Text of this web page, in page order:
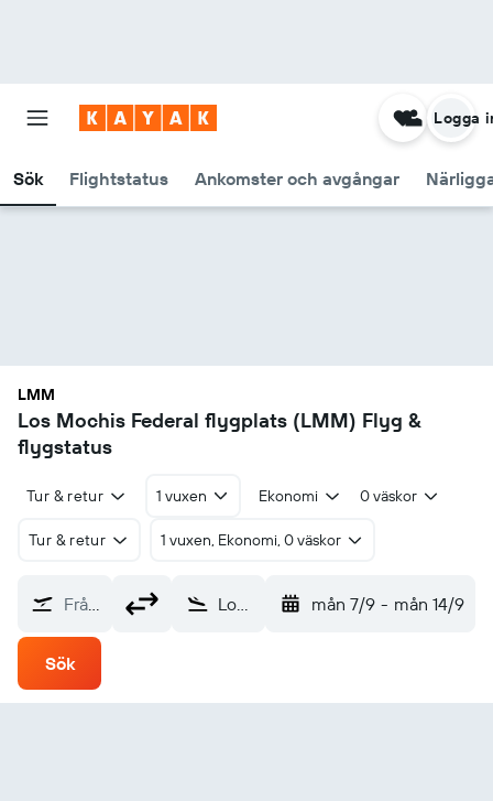
Sök Flightstatus Ankomster och avgångar
Logga
LMM
Los Mochis Federal flygplats (LMM) Flyg &
flygstatus
Tur & retur 1 vuxen Ekonomi 0 väskor
Tur & retur 1 vuxen, Ekonomi, 0 väskor
Från? Los Mochis Federal (LMM) mån 7/9 - mån 14/9
Sök